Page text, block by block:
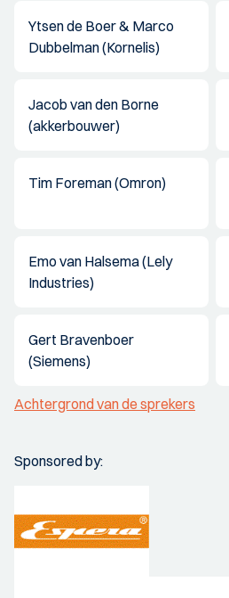
Ytsen de Boer & Marco
Dubbelman (Kornelis)
Jacob van den Borne
(akkerbouwer)
Tim Foreman (Omron)
Emo van Halsema (Lely
Industries)
Gert Bravenboer
(Siemens)
Achtergrond van de sprekers
Sponsored by: